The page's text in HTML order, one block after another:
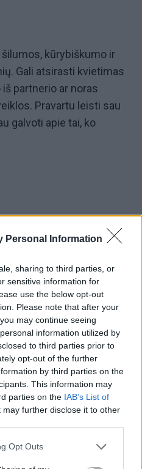
Personal Information
sharing to third parties, or
sensitive information for
use the below opt-out
Please note that after your
may continue seeing
information utilized by
to third parties prior to
opt-out of the further
by third parties on the
This information may
parties on the IAB’s List of
may further disclose it to other
Opt Outs
kūrybiškumo ir
Gali atsirasti kvietimas
partnerio ar noras
Pravartu leisti sau
galvoti apie tai, ko
Jūros šventę anksčiau
puošęs Anatolijus
Klemencovas: gal jau
užtenka
gudrybė, apie kurią žino